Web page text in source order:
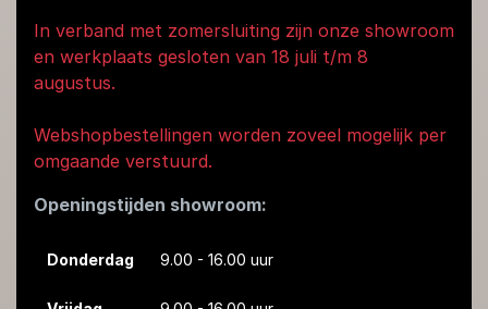
In verband met zomersluiting zijn onze showroom
en werkplaats gesloten van 18 juli t/m 8
augustus.
Webshopbestellingen worden zoveel mogelijk per
omgaande verstuurd.
Openingstijden showroom:
Donderdag 9.00 - 16.00 uur